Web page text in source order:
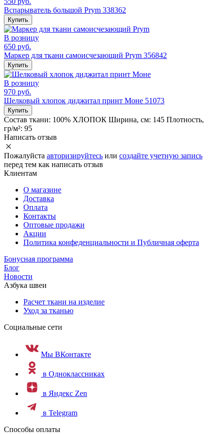
Вспарыватель большой Prym 338362
Купить
В розницу
650 руб.
Маркер для ткани самоисчезающий Prym 356842
Купить
В розницу
970 руб.
Шелковый хлопок диджитал принт Моне 51073
Купить
Состав ткани: 100% ХЛОПОК Ширина, см: 145 Плотность,
гр/м²: 95
Написать отзыв
Пожалуйста авторизируйтесь или создайте учетную запись
перед тем как написать отзыв
Клиентам
О магазине
Доставка
Оплата
Контакты
Оптовые продажи
Акции
Политика конфеденциальности и Публичная оферта
Бонусная программа
Блог
Новости
Азбука швеи
Расчет ткани на изделие
Уход за тканью
Социальные сети
Мы ВКонтакте
в Одноклассниках
в Яндекс Zen
в Telegram
Способы оплаты